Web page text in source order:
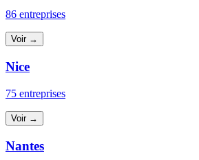
86 entreprises
Voir →
Nice
75 entreprises
Voir →
Nantes